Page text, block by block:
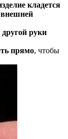
кладется
внешней
руки
прямо, чтобы